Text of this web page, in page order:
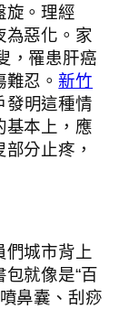
旋。理經
為惡化。家
，罹患肝癌
難忍。新竹
發明這種情
基本上，應
分止疼，
城市背上
就像是“百
鼻囊、刮痧